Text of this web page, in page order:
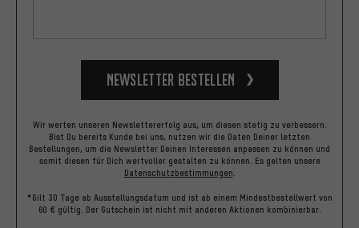
Newsletter bestellen
Wir werten unseren Newslettererfolg aus, um diesen stetig zu verbessern.
Bist Du bereits Kunde bei uns, nutzen wir die Daten Deiner letzten
Bestellungen, um die Newsletter Deinen Interessen anpassen zu können und
somit diesen für Dich wertvoller gestalten zu können. Es gelten unsere
Datenschutzbestimmungen.
*Gilt 30 Tage ab Ausstellungsdatum und ist ab einem Mindestbestellwert von
60 € gültig. Der Gutschein ist nicht mit anderen Aktionen kombinierbar.